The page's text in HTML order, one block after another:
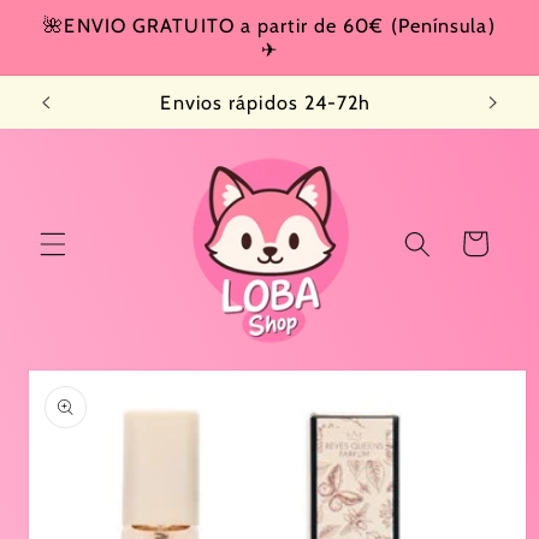
directamente
🌺ENVIO GRATUITO a partir de 60€ (Península)
✈
Envios rápidos 24-72h
Carrito
directamente
información